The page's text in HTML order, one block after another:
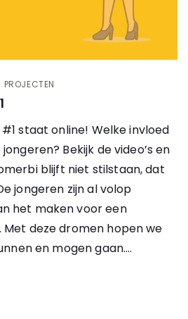
PROJECTEN
staat online! Welke invloed
Bekijk de video’s en
blijft niet stilstaan, dat
jongeren zijn al volop
het maken voor een
deze dromen hopen we
en mogen gaan.…